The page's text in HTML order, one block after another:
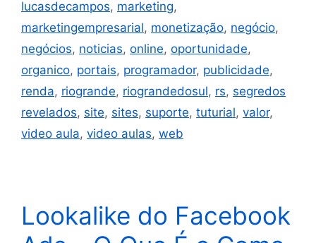
lucasdecampos, marketing,
marketingempresarial, monetização, negócio,
negócios, noticias, online, oportunidade,
organico, portais, programador, publicidade,
renda, riogrande, riograndedosul, rs, segredos
revelados, site, sites, suporte, tuturial, valor,
video aula, video aulas, web
Lookalike do Facebook